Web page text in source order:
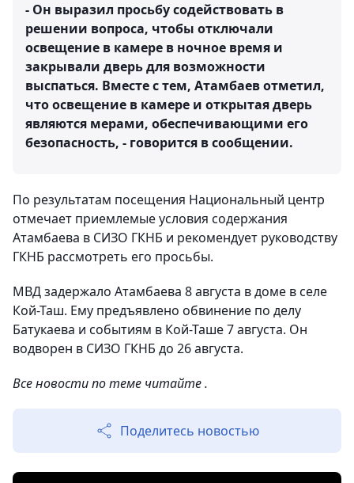
- Он выразил просьбу содействовать в
решении вопроса, чтобы отключали
освещение в камере в ночное время и
закрывали дверь для возможности
выспаться. Вместе с тем, Атамбаев отметил,
что освещение в камере и открытая дверь
являются мерами, обеспечивающими его
безопасность, - говорится в сообщении.
По результатам посещения Национальный центр
отмечает приемлемые условия содержания
Атамбаева в СИЗО ГКНБ и рекомендует руководству
ГКНБ рассмотреть его просьбы.
МВД задержало Атамбаева 8 августа в доме в селе
Кой-Таш. Ему предъявлено обвинение по делу
Батукаева и событиям в Кой-Таше 7 августа. Он
водворен в СИЗО ГКНБ до 26 августа.
Все новости по теме читайте .
Поделитесь новостью